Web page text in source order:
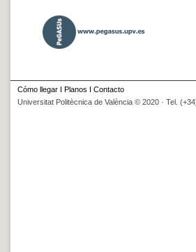
Cómo llegar I Planos I Contacto
Universitat Politècnica de València © 2020 · Tel.